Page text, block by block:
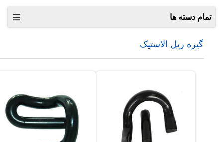
تمام دسته ها
گیره ریل الاستیک